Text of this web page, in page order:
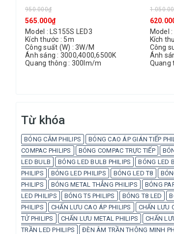
950.000₫
565.000₫
Model : LS155S LED3
Kích thước : 5m
Công suất (W) : 3W/M
Ánh sáng : 3000,4000,6500K
Quang thông : 300lm/m
Model
Kích
Công
Ánh
Quang
Từ khóa
BÓNG CẮM PHILIPS BÓNG CAO ÁP GIÁN TIẾP
COMPAC PHILIPS
BÓNG COMPAC TRỰC TIẾP
LED BULB
BÓNG LED BULB PHILIPS BÓNG LED
PHILIPS
BÓNG LED PHILIPS BÓNG LED T8
PHILIPS
BÓNG METAL THẲNG PHILIPS BÓNG
LED PHILIPS
BÓNG T5 PHILIPS BÓNG T8 LED
PHILIPS
CHẤN LƯU CAO ÁP PHILIPS CHẤN LƯU
TỬ PHILIPS
CHẤN LƯU METAL PHILIPS CHẤN
TRẦN LED PHILIPS
ĐÈN ÂM TRẦN THÔNG MINH